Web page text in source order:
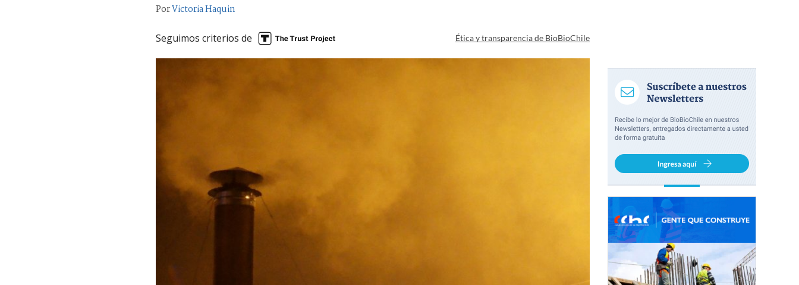
PorVictoria Haquin
Seguimos criterios de Ética y transparencia de BioBioChile